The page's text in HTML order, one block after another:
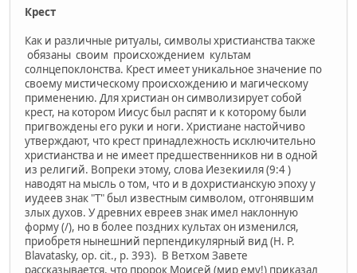
Крест
Как и различные ритуалы, символы христианства также
обязаны своим происхождением культам
солнцепоклонства. Крест имеет уникальное значение по
своему мистическому происхождению и магическому
применению. Для христиан он символизирует собой
крест, на котором Иисус был распят и к которому были
пригвождены его руки и ноги. Христиане настойчиво
утверждают, что крест принадлежность исключительно
христианства и не имеет предшественников ни в одной
из религий. Вопреки этому, слова Иезекииля (9:4 )
наводят на мысль о том, что и в дохристианскую эпоху у
иудеев знак "Т" был известным символом, отгонявшим
злых духов. У древних евреев знак имел наклонную
форму (/), но в более поздних культах он изменился,
приобретя нынешний перпендикулярный вид (H. P.
Blavatasky, op. cit., p. 393). В Ветхом Завете
рассказывается, что пророк Моисей (мир ему!) приказал